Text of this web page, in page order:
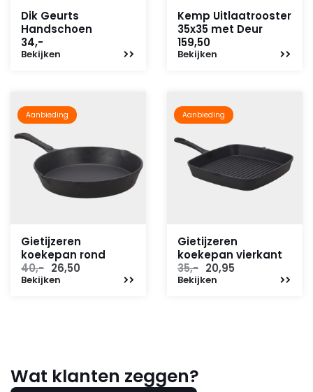
Dik Geurts
Handschoen
34,-
Bekijken
Kemp Uitlaatrooster
35x35 met Deur
159,50
Bekijken
Aanbieding
Gietijzeren
koekepan rond
40,- Oorspronkelijke
prijs
26,50
Bekijken
Aanbieding
Gietijzeren
koekepan vierkant
35,- Oorspronkelijke
prijs
20,95
Bekijken
Wat klanten zeggen?